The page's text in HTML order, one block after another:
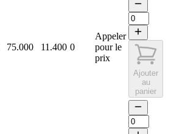
75.000 11.400 0
Appeler
pour le
prix
Ajouter
au
panier